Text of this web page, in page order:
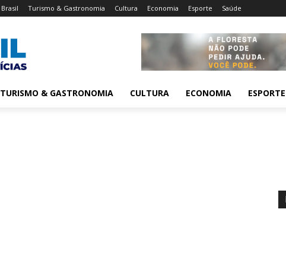
Brasil Turismo & Gastronomia Cultura Economia Esporte Saúde
TURISMO & GASTRONOMIA CULTURA ECONOMIA ESPORTE